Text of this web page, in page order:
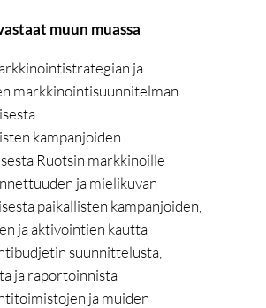
muun muassa
ja
markkinointisuunnitelman
kampanjoiden
Ruotsin markkinoille
ja mielikuvan
paikallisten kampanjoiden,
ja aktivointien kautta
suunnittelusta,
ja raportoinnista
ja muiden